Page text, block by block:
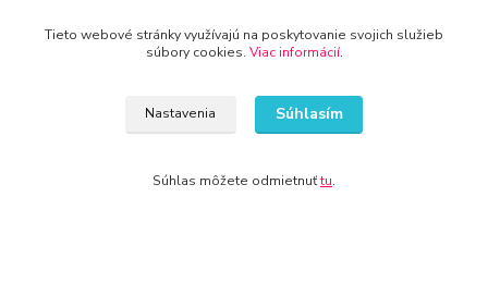
WWW.TOP-NABYTOK.SK
+421 940 949 000
Tieto webové stránky využívajú na poskytovanie svojich služieb
súbory cookies. Viac informácií.
Nastavenia Súhlasím
Súhlas môžete odmietnuťtu.